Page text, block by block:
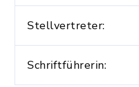
Stellvertreter:
Schriftführerin: